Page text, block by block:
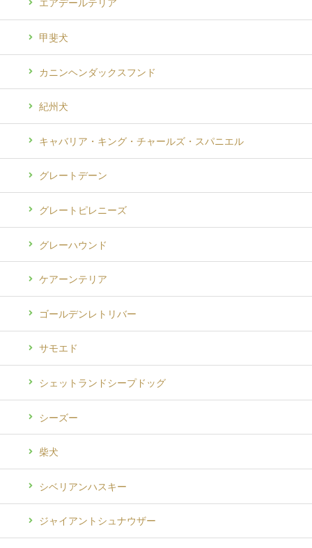
エアデールテリア
甲斐犬
カニンヘンダックスフンド
紀州犬
キャバリア・キング・チャールズ・スパニエル
グレートデーン
グレートピレニーズ
グレーハウンド
ケアーンテリア
ゴールデンレトリバー
サモエド
シェットランドシープドッグ
シーズー
柴犬
シベリアンハスキー
ジャイアントシュナウザー